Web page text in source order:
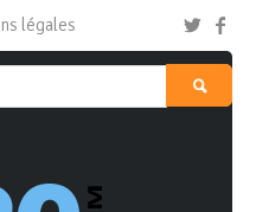
légales